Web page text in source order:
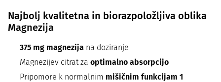
Najbolj kvalitetna in biorazpoložljiva oblika
Magnezija
375 mg magnezija na doziranje
Magnezijev citrat za optimalno absorpcijo
Pripomore k normalnim mišičnim funkcijam 1